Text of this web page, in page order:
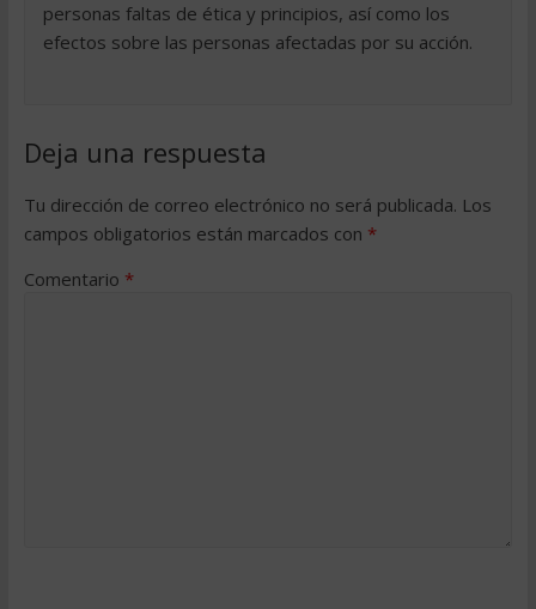
personas faltas de ética y principios, así como los
efectos sobre las personas afectadas por su acción.
Deja una respuesta
Tu dirección de correo electrónico no será publicada. Los
campos obligatorios están marcados con *
Comentario *